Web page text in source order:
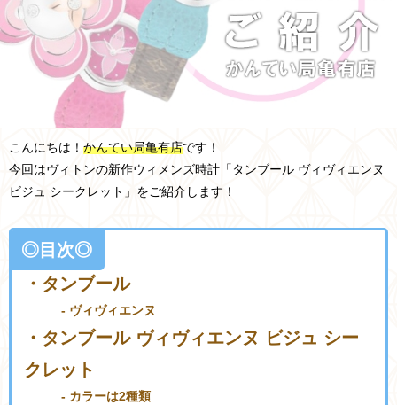
こんにちは！ かんてい局亀有店です！
今回はヴィトンの新作ウィメンズ時計「タンブール ヴィヴィエンヌ
ビジュ シークレット」をご紹介します！
◎目次◎
・タンブール
- ヴィヴィエンヌ
・タンブール ヴィヴィエンヌ ビジュ シー
クレット
- カラーは2種類